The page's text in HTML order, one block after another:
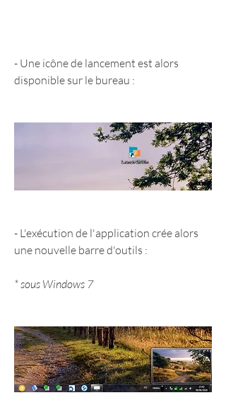
- Une icône de lancement est alors
disponible sur le bureau :
- L'exécution de l'application crée alors
une nouvelle barre d'outils :
* sous Windows 7